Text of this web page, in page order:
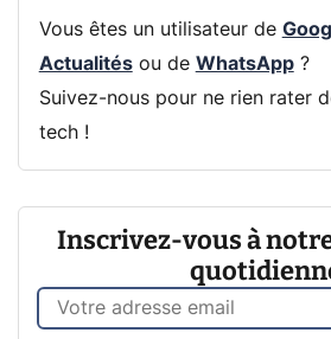
Vous êtes un utilisateur de
Actualitésou de WhatsApp?
Suivez-nous pour ne rien rater
tech !
Inscrivez-vous à